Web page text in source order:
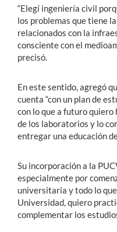
“Elegí ingeniería civil
los problemas que tiene
relacionados con la
consciente con el
precisó.
En este sentido, agregó
cuenta “con un plan de
con lo que a futuro quiero
de los laboratorios y lo
entregar una educación
Su incorporación a la
especialmente por
universitaria y todo lo
Universidad, quiero
complementar los